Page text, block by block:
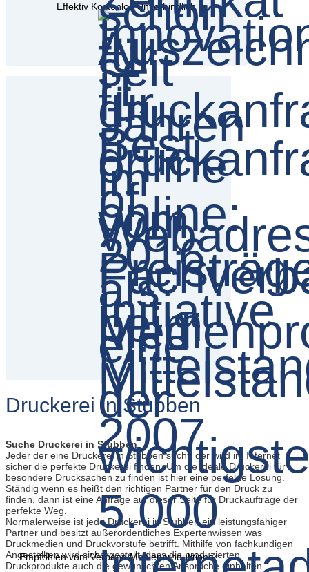
Effektiv Kostenlos Unverbindlich
Empfohlen vom Verband Medienproduktioner
Druckerei in Stubben
Suche Druckerei in Stubben
Jeder der eine Druckerei in Stubben sucht, der wird im Internet
sicher die perfekte Druckerei finden. Um die ideale Druckerei für
besondere Drucksachen zu finden ist hier eine perfekte Lösung.
Ständig wenn es heißt den richtigen Partner für den Druck zu
finden, dann ist eine Anfrage auf dieser Seite für Druckaufträge der
perfekte Weg.
Normalerweise ist jede Druckerei in Stubben ein leistungsfähiger
Partner und besitzt außerordentliches Expertenwissen was
Druckmedien und Druckvorstufe betrifft. Mithilfe von fachkundigen
Angestellten wird sichergestellt, dass die produzierten
Druckprodukte auch die gewünschten Ansprüche einhalten.